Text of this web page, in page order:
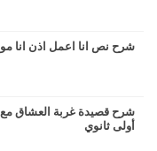
شرح نص انا اعمل اذن انا
شرح قصيدة غربة العشاق مع
أولى ثانوي